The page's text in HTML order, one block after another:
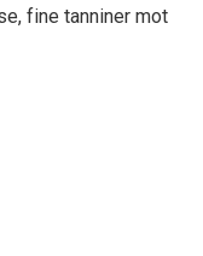
fine tanniner mot